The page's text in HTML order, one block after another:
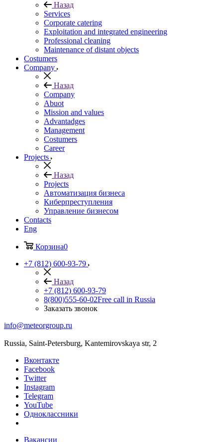
Назад
Services
Corporate catering
Exploitation and integrated engineering
Professional cleaning
Maintenance of distant objects
Сostumers
Company
Назад
Company
Abuot
Mission and values
Advantadges
Management
Costumers
Career
Projects
Назад
Projects
Автоматизация бизнеса
Киберпреступления
Управление бизнесом
Contacts
Eng
Корзина0
+7 (812) 600-93-79
Назад
+7 (812) 600-93-79
8(800)555-60-02Free call in Russia
Заказать звонок
info@meteorgroup.ru
Russia, Saint-Petersburg, Kantemirovskaya str, 2
Вконтакте
Facebook
Twitter
Instagram
Telegram
YouTube
Одноклассники
Вакансии